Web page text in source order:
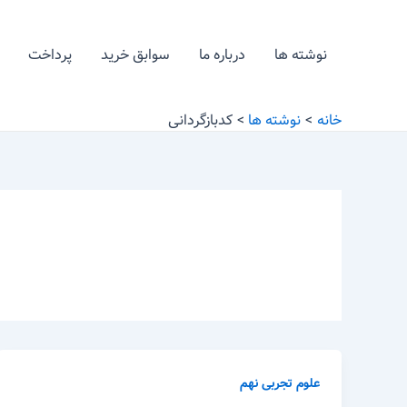
نوشته ها درباره ما سوابق خرید پرداخت
خانه نوشته ها کدبازگردانی
علوم تجربی نهم